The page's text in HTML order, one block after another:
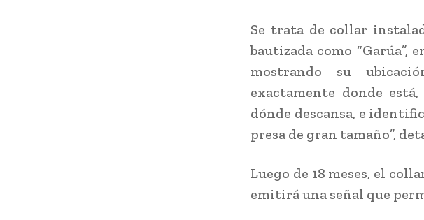
Se trata de collar
bautizada como “Garúa”,
mostrando su
exactamente donde
dónde descansa, e
presa de gran tamaño”,
Luego de 18 meses, el
emitirá una señal que